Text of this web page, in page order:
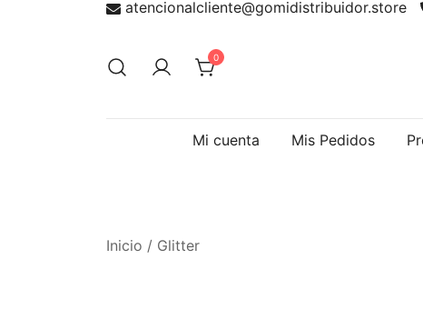
atencionalcliente@gomidistribuidor.store
0
Mi cuenta Mis Pedidos
Inicio / Glitter